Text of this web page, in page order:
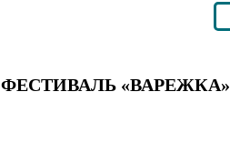
ФЕСТИВАЛЬ «ВАРЕЖКА»